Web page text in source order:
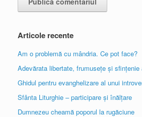
Articole recente
Am o problemă cu mândria. Ce pot face?
Adevărata libertate, frumusețe și sfințenie
Ghidul pentru evanghelizare al unui
Sfânta Liturghie – participare și înălțare
Dumnezeu cheamă poporul la rugăciune